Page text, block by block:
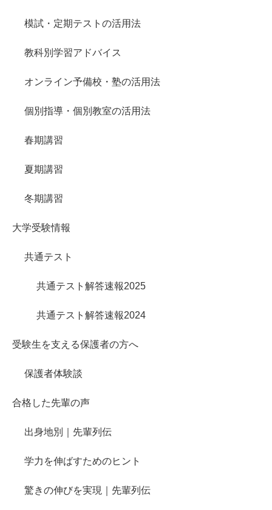
模試・定期テストの活用法
教科別学習アドバイス
オンライン予備校・塾の活用法
個別指導・個別教室の活用法
春期講習
夏期講習
冬期講習
大学受験情報
共通テスト
共通テスト解答速報2025
共通テスト解答速報2024
受験生を支える保護者の方へ
保護者体験談
合格した先輩の声
出身地別｜先輩列伝
学力を伸ばすためのヒント
驚きの伸びを実現｜先輩列伝